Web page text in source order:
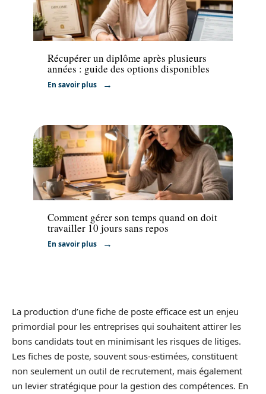
Formation
Récupérer un diplôme après plusieurs
années : guide des options disponibles
En savoir plus
Actu
Comment gérer son temps quand on doit
travailler 10 jours sans repos
En savoir plus
La production d’une fiche de poste efficace est un enjeu
primordial pour les entreprises qui souhaitent attirer les
bons candidats tout en minimisant les risques de litiges.
Les fiches de poste, souvent sous-estimées, constituent
non seulement un outil de recrutement, mais également
un levier stratégique pour la gestion des compétences. En